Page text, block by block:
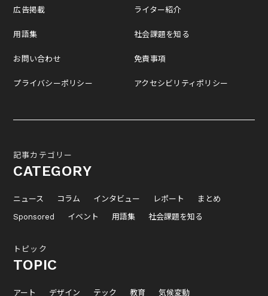
広告掲載
用語集
お問い合わせ
プライバシーポリシー
ライター紹介
社会課題を知る
免責事項
アクセシビリティポリシー
記事カテゴリー
CATEGORY
ニュース コラム インタビュー レポート
まとめ
Sponsored
イベント 用語集 社会課題を知る
トピック
TOPIC
アート デザイン テック 教育 気候変動